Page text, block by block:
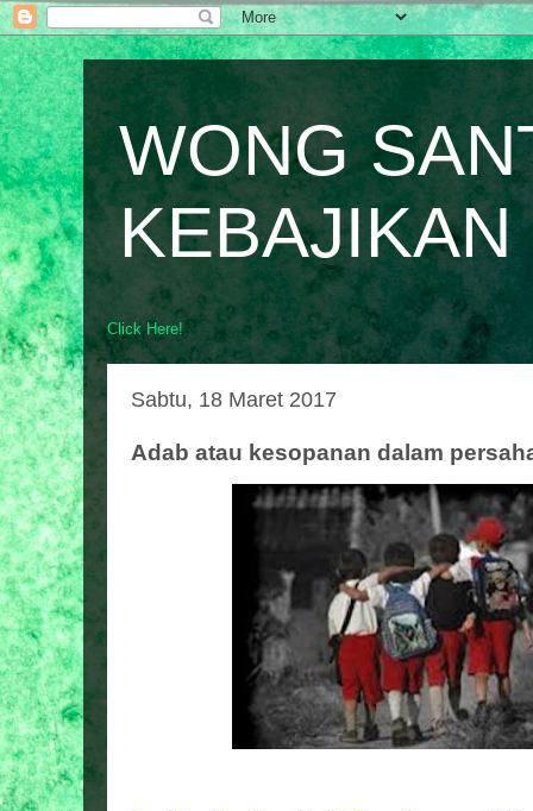
WONG
KEBAJIKAN
Click Here!
Sabtu, 18 Maret 2017
Adab atau kesopanan dalam